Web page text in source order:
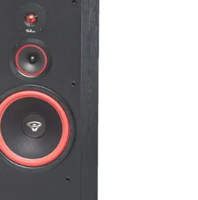
produkter kan intressera
dig?